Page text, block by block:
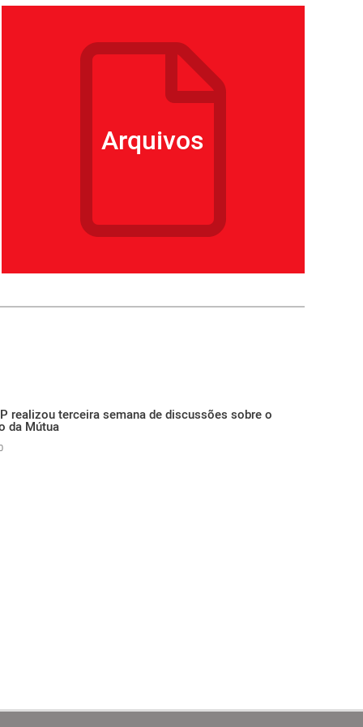
Arquivos
realizou terceira semana de discussões sobre o
da Mútua